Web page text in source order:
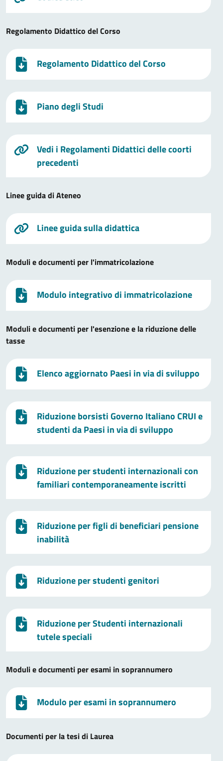
Regolamento Didattico del Corso
Regolamento Didattico del Corso
Piano degli Studi
Vedi i Regolamenti Didattici delle coorti
precedenti
Linee guida di Ateneo
Linee guida sulla didattica
Moduli e documenti per l'immatricolazione
Modulo integrativo di immatricolazione
Moduli e documenti per l'esenzione e la riduzione delle
tasse
Elenco aggiornato Paesi in via di sviluppo
Riduzione borsisti Governo Italiano CRUI e
studenti da Paesi in via di sviluppo
Riduzione per studenti internazionali con
familiari contemporaneamente iscritti
Riduzione per figli di beneficiari pensione
inabilità
Riduzione per studenti genitori
Riduzione per Studenti internazionali
tutele speciali
Moduli e documenti per esami in soprannumero
Modulo per esami in soprannumero
Documenti per la tesi di Laurea